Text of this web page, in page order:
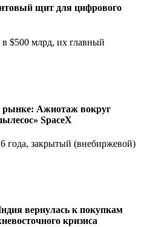
щит для цифрового
в $500 млрд, их главный
рынке: Ажиотаж вокруг
SpaceX
года, закрытый (внебиржевой)
вернулась к покупкам
кризиса